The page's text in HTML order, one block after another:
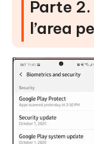
Parte
l’area